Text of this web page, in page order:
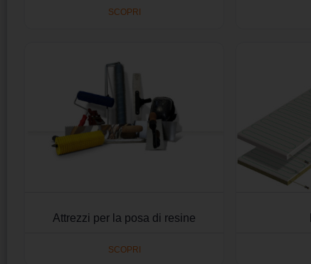
SCOPRI
Attrezzi per la posa di resine
SCOPRI